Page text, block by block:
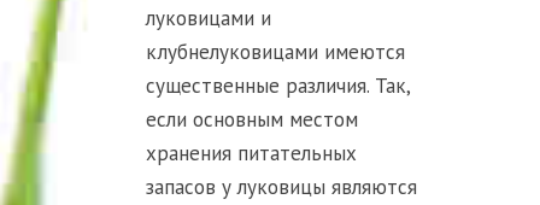
луковицами и
клубнелуковицами имеются
существенные различия. Так,
если основным местом
хранения питательных
запасов у луковицы являются